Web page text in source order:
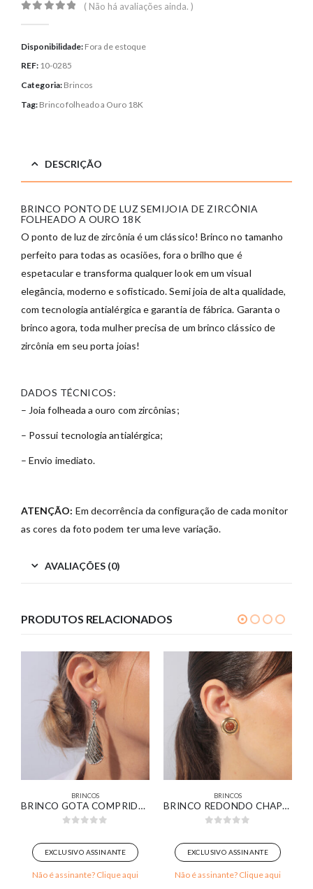
( Não há avaliações ainda. )
Disponibilidade: Fora de estoque
REF: 10-0285
Categoria: Brincos
Tag: Brinco folheado a Ouro 18K
DESCRIÇÃO
BRINCO PONTO DE LUZ SEMIJOIA DE ZIRCÔNIA
FOLHEADO A OURO 18K
O ponto de luz de zircônia é um clássico! Brinco no tamanho
perfeito para todas as ocasiões, fora o brilho que é
espetacular e transforma qualquer look em um visual
elegância, moderno e sofisticado. Semi joia de alta qualidade,
com tecnologia antialérgica e garantia de fábrica. Garanta o
brinco agora, toda mulher precisa de um brinco clássico de
zircônia em seu porta joias!
DADOS TÉCNICOS:
– Joia folheada a ouro com zircônias;
– Possui tecnologia antialérgica;
– Envio imediato.
ATENÇÃO: Em decorrência da configuração de cada monitor
as cores da foto podem ter uma leve variação.
AVALIAÇÕES (0)
PRODUTOS RELACIONADOS
BRINCOS
BRINCO GOTA COMPRIDA CHAPA TEXTURIZADA BANHADO EM OURO BRANCO
EXCLUSIVO ASSINANTE
Não é assinante? Clique aqui
BRINCOS
BRINCO REDONDO CHAPA DETALHADA COM PEDRA MARROM BANHADO EM OURO 18K
EXCLUSIVO ASSINANTE
Não é assinante? Clique aqui